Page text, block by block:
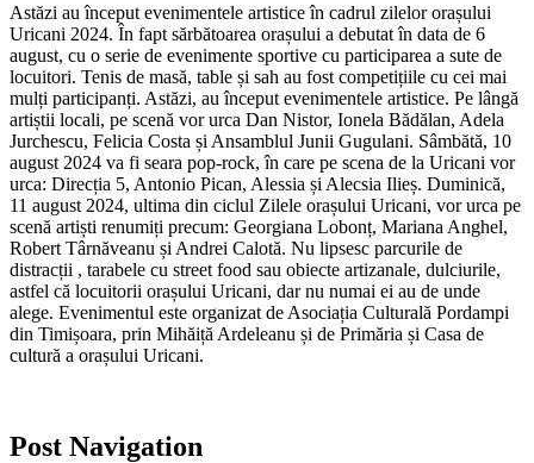
Astăzi au început evenimentele artistice în cadrul zilelor orașului
Uricani 2024. În fapt sărbătoarea orașului a debutat în data de 6
august, cu o serie de evenimente sportive cu participarea a sute de
locuitori. Tenis de masă, table și sah au fost competițiile cu cei mai
mulți participanți. Astăzi, au început evenimentele artistice. Pe lângă
artiștii locali, pe scenă vor urca Dan Nistor, Ionela Bădălan, Adela
Jurchescu, Felicia Costa și Ansamblul Junii Gugulani. Sâmbătă, 10
august 2024 va fi seara pop-rock, în care pe scena de la Uricani vor
urca: Direcția 5, Antonio Pican, Alessia și Alecsia Ilieș. Duminică,
11 august 2024, ultima din ciclul Zilele orașului Uricani, vor urca pe
scenă artiști renumiți precum: Georgiana Lobonț, Mariana Anghel,
Robert Târnăveanu și Andrei Calotă. Nu lipsesc parcurile de
distracții , tarabele cu street food sau obiecte artizanale, dulciurile,
astfel că locuitorii orașului Uricani, dar nu numai ei au de unde
alege. Evenimentul este organizat de Asociația Culturală Pordampi
din Timișoara, prin Mihăiță Ardeleanu și de Primăria și Casa de
cultură a orașului Uricani.
Post Navigation